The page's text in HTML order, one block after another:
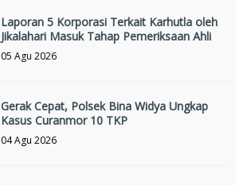
Laporan 5 Korporasi Terkait Karhutla oleh
Jikalahari Masuk Tahap Pemeriksaan Ahli
05 Agu 2026
Gerak Cepat, Polsek Bina Widya Ungkap
Kasus Curanmor 10 TKP
04 Agu 2026